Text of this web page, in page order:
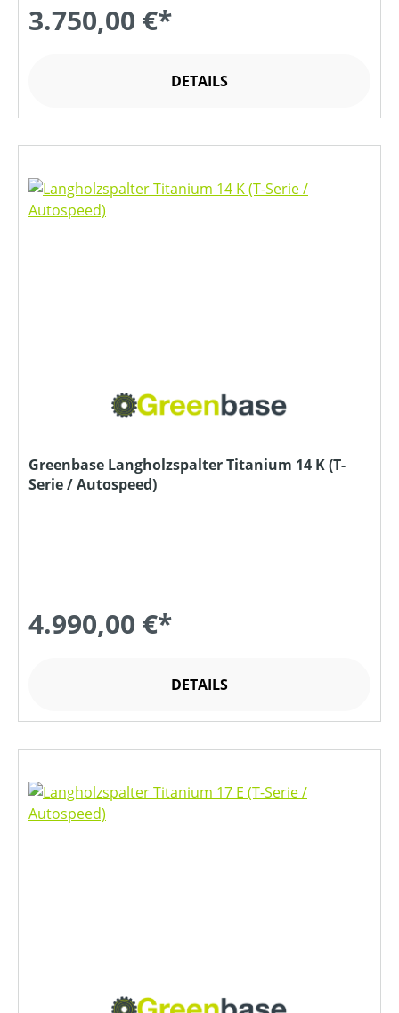
3.750,00 €*
DETAILS
Greenbase Langholzspalter Titanium 14 K (T-
Serie / Autospeed)
4.990,00 €*
DETAILS